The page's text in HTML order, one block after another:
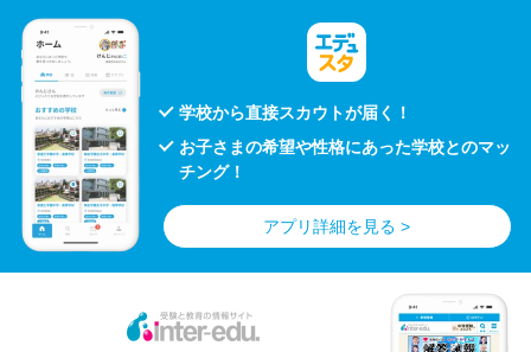
学校から直接スカウトが届く！
お子さまの希望や性格にあった学校とのマッ
チング！
アプリ詳細を見る >